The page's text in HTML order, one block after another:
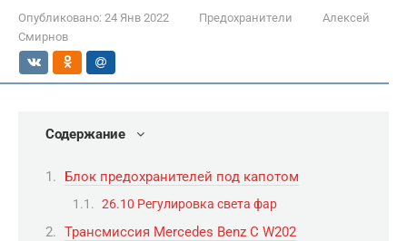
Опубликовано: 24 Янв 2022 Предохранители
Алексей
Смирнов
Содержание
Блок предохранителей под капотом
26.10 Регулировка света фар
Трансмиссия Mercedes Benz C W202